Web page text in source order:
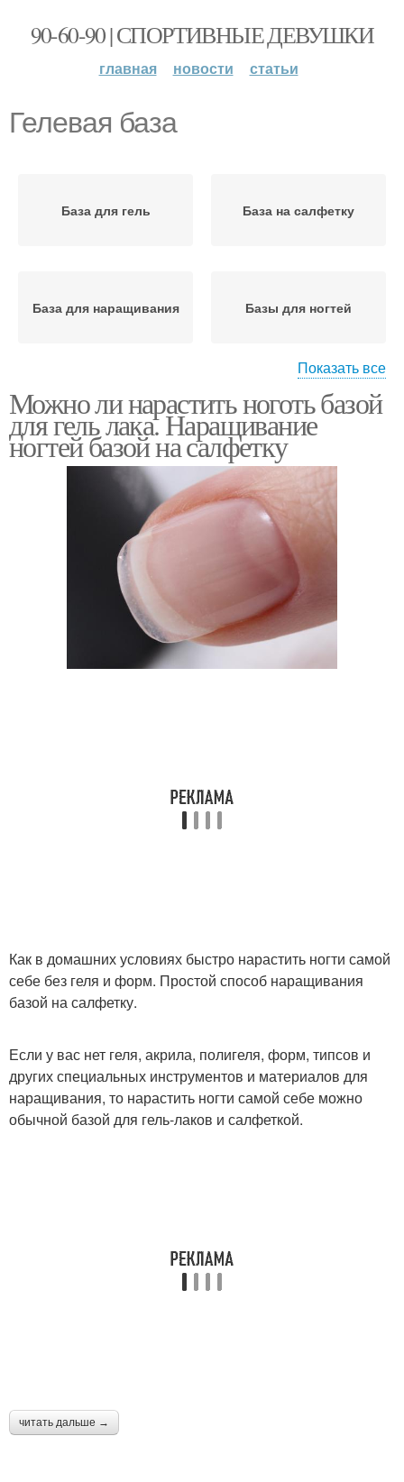
90-60-90 | СПОРТИВНЫЕ ДЕВУШКИ
главная новости статьи
Гелевая база
База для гель База на салфетку
База для наращивания Базы для ногтей
База на типсы База на верхние формы
База без формы Каучуковая база
Показать все
Можно ли нарастить ноготь базой
для гель лака. Наращивание
ногтей базой на салфетку
Как в домашних условиях быстро нарастить ногти самой
себе без геля и форм. Простой способ наращивания
базой на салфетку.
Если у вас нет геля, акрила, полигеля, форм, типсов и
других специальных инструментов и материалов для
наращивания, то нарастить ногти самой себе можно
обычной базой для гель-лаков и салфеткой.
читать дальше →